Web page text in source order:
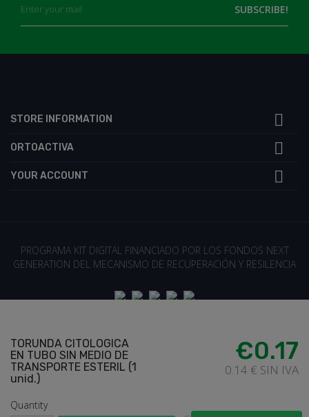
TORUNDA CITOLOGICA
EN TUBO SIN MEDIO DE
TRANSPORTE ESTERIL (1
unid.)
€0.17
0.14 € SIN IVA
Quantity
STORE INFORMATION 
ORTOACTIVA 
YOUR ACCOUNT 
PROGRAMA KIT DIGITAL FINANCIADO POR LOS FONDOS NEXT
GENERATION DEL MECANISMO DE RECUPERACIÓN Y RESILENCIA
loadding...